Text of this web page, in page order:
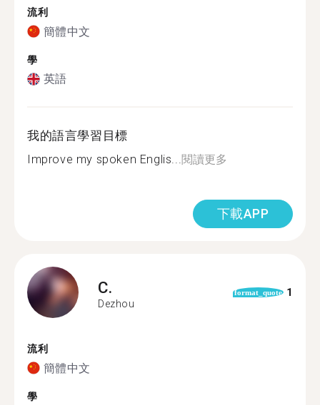
流利
簡體中文
學
英語
我的語言學習目標
Improve my spoken Englis...閱讀更多
下載APP
C.
Dezhou
format_quote 1
流利
簡體中文
學